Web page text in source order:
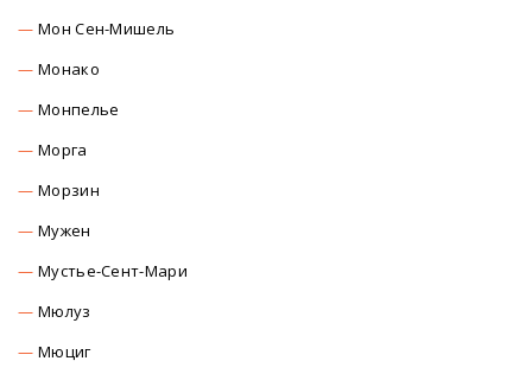
Мон Сен-Мишель
Монако
Монпелье
Морга
Морзин
Мужен
Мустье-Сент-Мари
Мюлуз
Мюциг